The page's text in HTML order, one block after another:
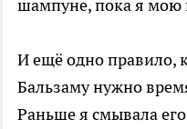
шампуне, пока я мою
И ещё одно правило,
Бальзаму нужно
Раньше я смывала